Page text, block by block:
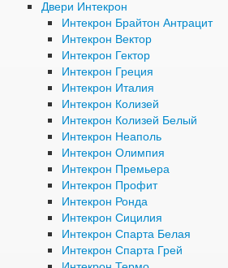
Двери Интекрон
Интекрон Брайтон Антрацит
Интекрон Вектор
Интекрон Гектор
Интекрон Греция
Интекрон Италия
Интекрон Колизей
Интекрон Колизей Белый
Интекрон Неаполь
Интекрон Олимпия
Интекрон Премьера
Интекрон Профит
Интекрон Ронда
Интекрон Сицилия
Интекрон Спарта Белая
Интекрон Спарта Грей